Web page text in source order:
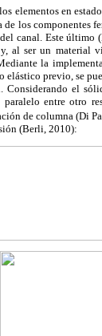
elementos en
de los
canal. Este
al ser un material
la
elástico previo, se
el
entre otro
de columna (Di
(Berli, 2010):